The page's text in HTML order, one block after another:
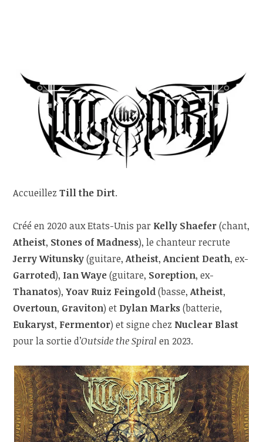
AccueillezTill the Dirt.
Créé en 2020 aux Etats-Unis par Kelly Shaefer(chant,
Atheist, Stones of Madness), le chanteur recrute
Jerry Witunsky(guitare,Atheist,Ancient Death, ex-
Garroted), Ian Waye(guitare, Soreption, ex-
Thanatos),Yoav Ruiz Feingold(basse,Atheist,
Overtoun, Graviton) et Dylan Marks(batterie,
Eukaryst, Fermentor) et signe chez Nuclear Blast
pour la sortie d’Outside the Spiral en 2023.